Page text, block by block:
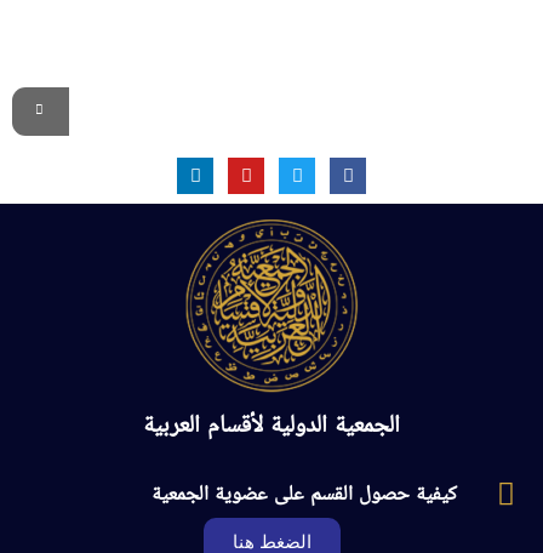
الجمعية الدولية لأقسام العربية
كيفية حصول القسم على عضوية الجمعية
الضغط هنا